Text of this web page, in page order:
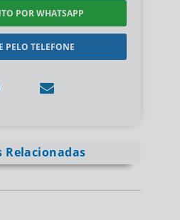
POR WHATSAPP
PELO TELEFONE
Relacionadas